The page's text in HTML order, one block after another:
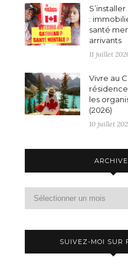
:
santé
arrivants
11 juillet
Vivre au
les
(2026)
10 juillet
SUIVEZ-MOI SUR